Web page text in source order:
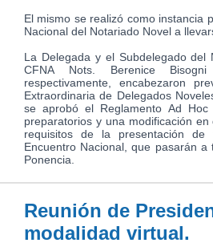
El mismo se realizó como instancia
Nacional del Notariado Novel a
La Delegada y el Subdelegado del
CFNA Nots. Berenice
respectivamente, encabezaron
Extraordinaria de Delegados
se aprobó el Reglamento Ad Hoc
preparatorios y una modificación
requisitos de la presentación de
Encuentro Nacional, que pasarán
Ponencia.
Reunión de
modalidad virtual.